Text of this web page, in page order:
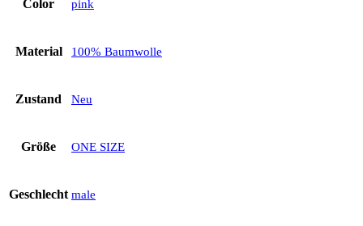
Color pink
Material 100% Baumwolle
Zustand Neu
Größe ONE SIZE
Geschlecht male